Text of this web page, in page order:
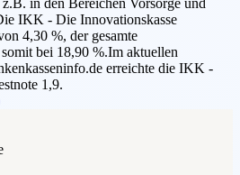
in den Bereichen Vorsorge und
IKK - Die Innovationskasse
4,30 %, der gesamte
bei 18,90 %.Im aktuellen
erreichte die IKK -
1,9.